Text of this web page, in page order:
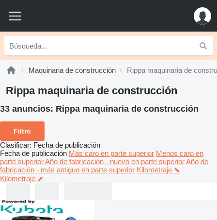
Maquinaria de construcción Rippa maquinaria de
Rippa maquinaria de construcción
33 anuncios: Rippa maquinaria de construcción
Filtro
Clasificar: Fecha de publicación
Fecha de publicación Más caro en parte superior Menos caro en
parte superiorAño de fabricación - nuevo en parte superiorAño de
fabricación - más antiguo en parte superior Kilometraje ⬊
Kilometraje ⬈